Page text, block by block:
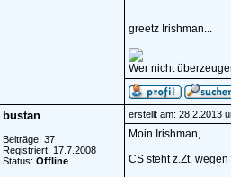
greetz Irishman...
Wer nicht
bustan
Beiträge: 37
Registriert: 17.7.2008
Status: Offline
erstellt am: 28.2.2013
Moin Irishman,
CS steht z.Zt.